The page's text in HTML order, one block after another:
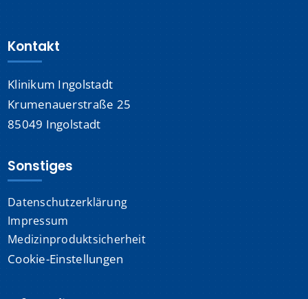
Kontakt
Klinikum Ingolstadt
Krumenauerstraße 25
85049 Ingolstadt
Sonstiges
Datenschutzerklärung
Impressum
Medizinproduktsicherheit
Cookie-Einstellungen